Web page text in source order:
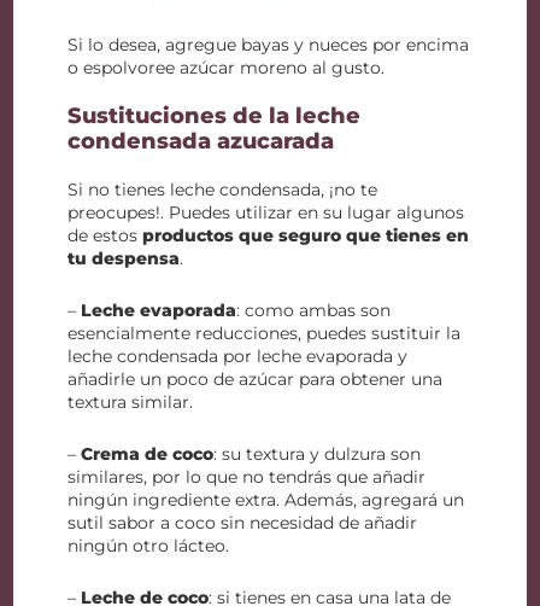
Si lo desea, agregue bayas y nueces por encima
o espolvoree azúcar moreno al gusto.
Sustituciones de la leche
condensada azucarada
Si no tienes leche condensada, ¡no te
preocupes!. Puedes utilizar en su lugar algunos
de estosproductos que seguro que tienes en
tu despensa.
– Leche evaporada: como ambas son
esencialmente reducciones, puedes sustituir la
leche condensada por leche evaporada y
añadirle un poco de azúcar para obtener una
textura similar.
–Crema de coco: su textura y dulzura son
similares, por lo que no tendrás que añadir
ningún ingrediente extra. Además, agregará un
sutil sabor a coco sin necesidad de añadir
ningún otro lácteo.
– Leche de coco: si tienes en casa una lata de